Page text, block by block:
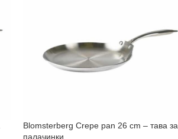
Blomsterberg Crepe pan 26 cm – тава за
палачинки